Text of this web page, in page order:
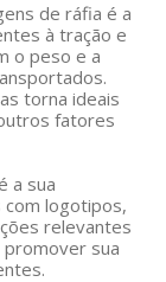
de ráfia é a
à tração e
o peso e a
torna ideais
fatores
a sua
com logotipos,
relevantes
sua